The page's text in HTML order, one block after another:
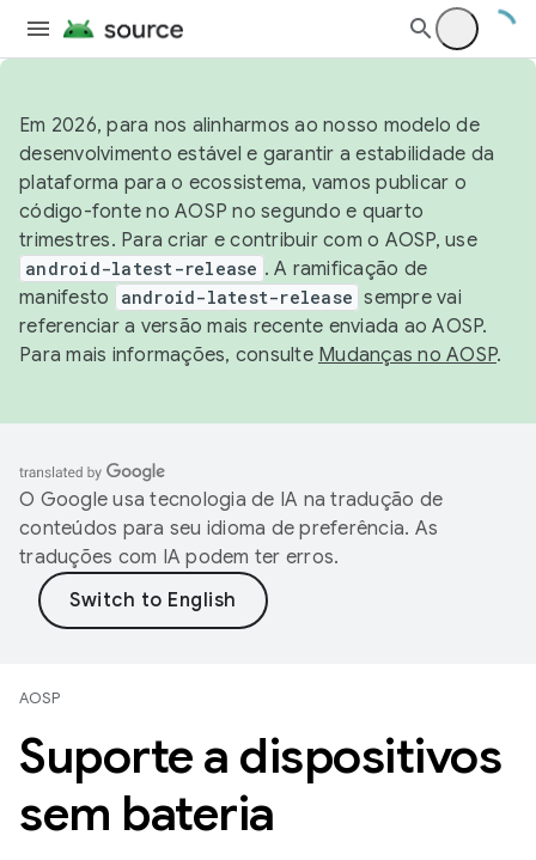
Em 2026, para nos alinharmos ao nosso modelo de
desenvolvimento estável e garantir a estabilidade da
plataforma para o ecossistema, vamos publicar o
código-fonte no AOSP no segundo e quarto
trimestres. Para criar e contribuir com o AOSP, use
android-latest-release . A ramificação de
manifesto
android-latest-release sempre vai
referenciar a versão mais recente enviada ao AOSP.
Para mais informações, consulte Mudanças no AOSP.
O Google usa tecnologia de IA na tradução de
conteúdos para seu idioma de preferência. As
traduções com IA podem ter erros.
AOSP
Suporte a dispositivos
sem bateria